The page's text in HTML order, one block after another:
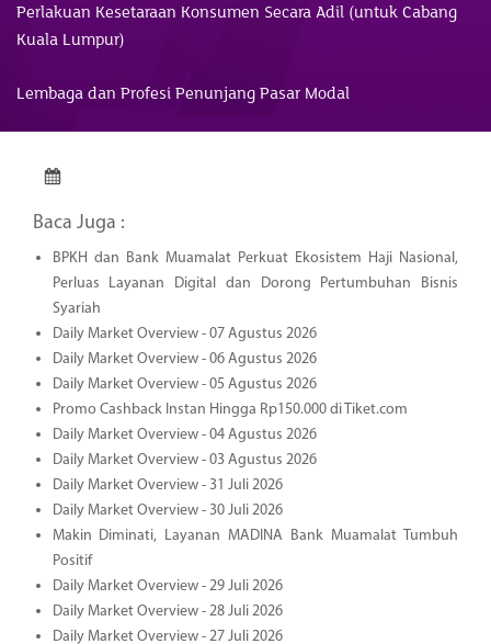
Perlakuan Kesetaraan Konsumen Secara Adil (untuk Cabang
Kuala Lumpur)
Lembaga dan Profesi Penunjang Pasar Modal
Baca Juga :
BPKH dan Bank Muamalat Perkuat Ekosistem Haji Nasional,
Perluas Layanan Digital dan Dorong Pertumbuhan Bisnis
Syariah
Daily Market Overview - 07 Agustus 2026
Daily Market Overview - 06 Agustus 2026
Daily Market Overview - 05 Agustus 2026
Promo Cashback Instan Hingga Rp150.000 di Tiket.com
Daily Market Overview - 04 Agustus 2026
Daily Market Overview - 03 Agustus 2026
Daily Market Overview - 31 Juli 2026
Daily Market Overview - 30 Juli 2026
Makin Diminati, Layanan MADINA Bank Muamalat Tumbuh
Positif
Daily Market Overview - 29 Juli 2026
Daily Market Overview - 28 Juli 2026
Daily Market Overview - 27 Juli 2026